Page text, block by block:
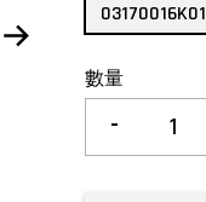
03170016K01
數量
-